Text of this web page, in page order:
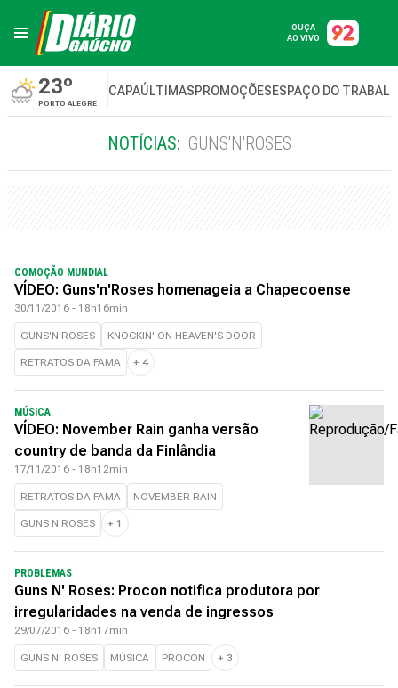
OUÇA
AO VIVO
23º
PORTO ALEGRE
CAPAÚLTIMASPROMOÇÕESESPAÇO DO
NOTÍCIAS: GUNS'N'ROSES
COMOÇÃO MUNDIAL
VÍDEO: Guns'n'Roses homenageia a Chapecoense
30/11/2016 - 18h16min
GUNS'N'ROSES KNOCKIN' ON HEAVEN'S DOOR
RETRATOS DA FAMA + 4
MÚSICA
VÍDEO: November Rain ganha versão
country de banda da Finlândia
17/11/2016 - 18h12min
RETRATOS DA FAMA NOVEMBER RAIN
GUNS N'ROSES + 1
PROBLEMAS
Guns N' Roses: Procon notifica produtora por
irregularidades na venda de ingressos
29/07/2016 - 18h17min
GUNS N' ROSES MÚSICA PROCON + 3